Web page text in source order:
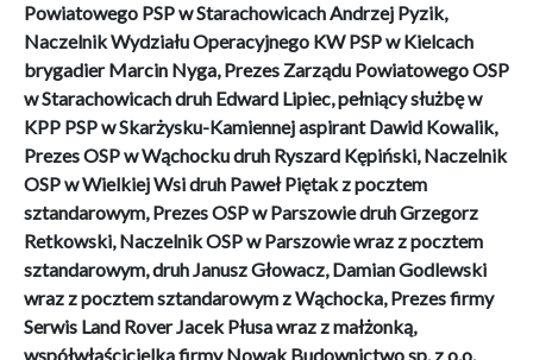
Powiatowego PSP w Starachowicach Andrzej Pyzik,
Naczelnik Wydziału Operacyjnego KW PSP w Kielcach
brygadier Marcin Nyga, Prezes Zarządu Powiatowego OSP
w Starachowicach druh Edward Lipiec, pełniący służbę w
KPP PSP w Skarżysku-Kamiennej aspirant Dawid Kowalik,
Prezes OSP w Wąchocku druh Ryszard Kępiński, Naczelnik
OSP w Wielkiej Wsi druh Paweł Piętak z pocztem
sztandarowym, Prezes OSP w Parszowie druh Grzegorz
Retkowski, Naczelnik OSP w Parszowie wraz z pocztem
sztandarowym, druh Janusz Głowacz, Damian Godlewski
wraz z pocztem sztandarowym z Wąchocka, Prezes firmy
Serwis Land Rover Jacek Płusa wraz z małżonką,
współwłaścicielka firmy Nowak Budownictwo sp. z o.o.